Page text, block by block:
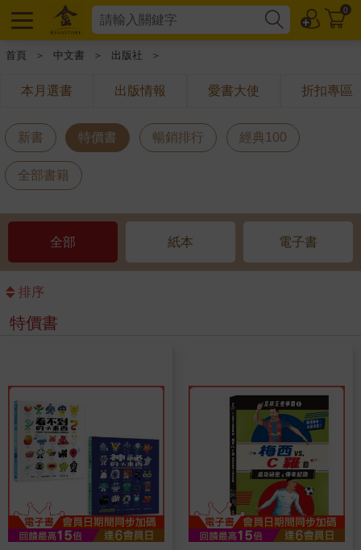
0
首頁 ＞ 中文書 ＞ 出版社 ＞
本月選書 出版情報 愛書大使 折扣專區
新書 特價書 暢銷排行 經典100
全部書籍
全部 紙本 電子書
排序
特價書